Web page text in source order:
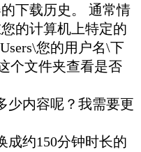
下载历史。 通常情
的计算机上特定的
您的用户名\下
个文件夹查看是否
少内容呢？我需要更
成约150分钟时长的